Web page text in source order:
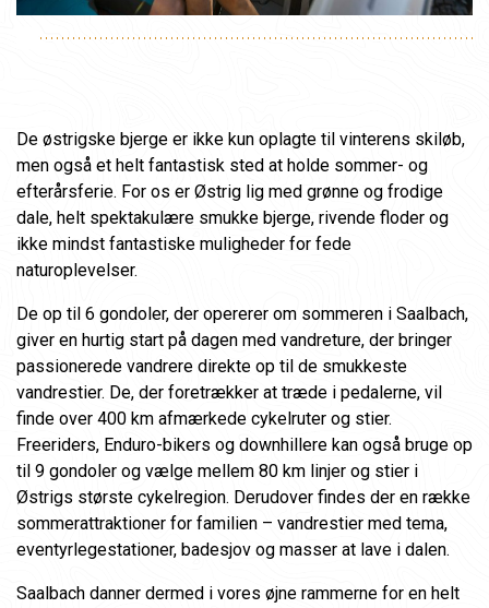
De østrigske bjerge er ikke kun oplagte til vinterens skiløb,
men også et helt fantastisk sted at holde sommer- og
efterårsferie. For os er Østrig lig med grønne og frodige
dale, helt spektakulære smukke bjerge, rivende floder og
ikke mindst fantastiske muligheder for fede
naturoplevelser.
De op til 6 gondoler, der opererer om sommeren i Saalbach,
giver en hurtig start på dagen med vandreture, der bringer
passionerede vandrere direkte op til de smukkeste
vandrestier. De, der foretrækker at træde i pedalerne, vil
finde over 400 km afmærkede cykelruter og stier.
Freeriders, Enduro-bikers og downhillere kan også bruge op
til 9 gondoler og vælge mellem 80 km linjer og stier i
Østrigs største cykelregion. Derudover findes der en række
sommerattraktioner for familien – vandrestier med tema,
eventyrlegestationer, badesjov og masser at lave i dalen.
Saalbach danner dermed i vores øjne rammerne for en helt